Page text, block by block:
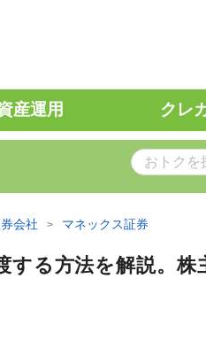
産運用 クレ
会社 マネックス証券
する方法を解説。株